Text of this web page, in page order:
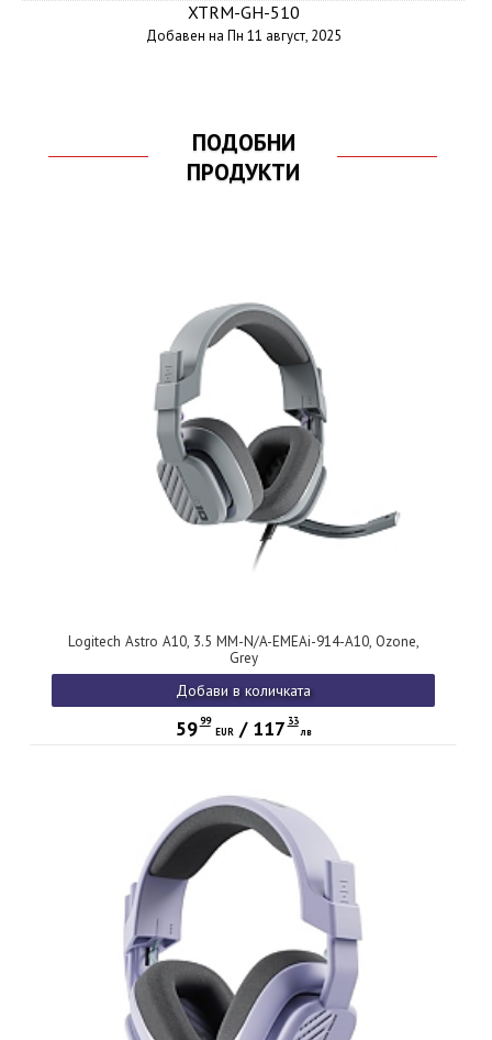
XTRM-GH-510
Добавен на Пн 11 август, 2025
ПОДОБНИ
ПРОДУКТИ
Logitech Astro A10, 3.5 MM-N/A-EMEAi-914-A10, Ozone,
Grey
Добави в количката
59 99
EUR/ 117 33
лв